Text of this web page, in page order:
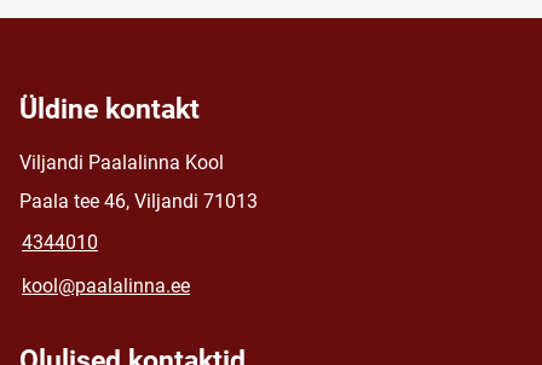
Üldine kontakt
Viljandi Paalalinna Kool
Paala tee 46, Viljandi 71013
4344010
kool@paalalinna.ee